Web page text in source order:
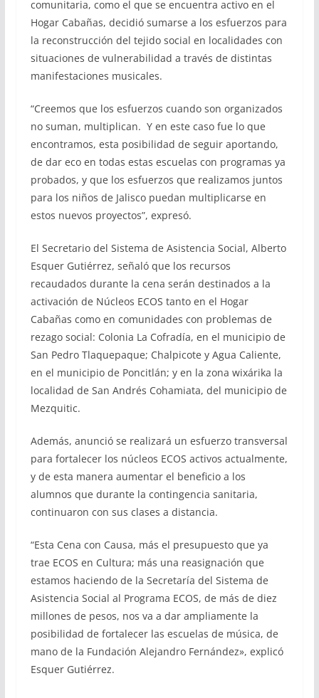
comunitaria, como el que se encuentra activo en el
Hogar Cabañas, decidió sumarse a los esfuerzos para
la reconstrucción del tejido social en localidades con
situaciones de vulnerabilidad a través de distintas
manifestaciones musicales.
“Creemos que los esfuerzos cuando son organizados
no suman, multiplican. Y en este caso fue lo que
encontramos, esta posibilidad de seguir aportando,
de dar eco en todas estas escuelas con programas ya
probados, y que los esfuerzos que realizamos juntos
para los niños de Jalisco puedan multiplicarse en
estos nuevos proyectos”, expresó.
El Secretario del Sistema de Asistencia Social, Alberto
Esquer Gutiérrez, señaló que los recursos
recaudados durante la cena serán destinados a la
activación de Núcleos ECOS tanto en el Hogar
Cabañas como en comunidades con problemas de
rezago social: Colonia La Cofradía, en el municipio de
San Pedro Tlaquepaque; Chalpicote y Agua Caliente,
en el municipio de Poncitlán; y en la zona wixárika la
localidad de San Andrés Cohamiata, del municipio de
Mezquitic.
Además, anunció se realizará un esfuerzo transversal
para fortalecer los núcleos ECOS activos actualmente,
y de esta manera aumentar el beneficio a los
alumnos que durante la contingencia sanitaria,
continuaron con sus clases a distancia.
“Esta Cena con Causa, más el presupuesto que ya
trae ECOS en Cultura; más una reasignación que
estamos haciendo de la Secretaría del Sistema de
Asistencia Social al Programa ECOS, de más de diez
millones de pesos, nos va a dar ampliamente la
posibilidad de fortalecer las escuelas de música, de
mano de la Fundación Alejandro Fernández», explicó
Esquer Gutiérrez.